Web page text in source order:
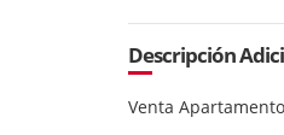
Descripción
Venta